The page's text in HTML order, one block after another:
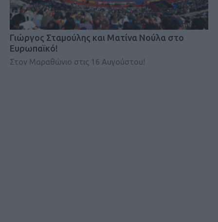
Γιώργος Σταμούλης και Ματίνα Νούλα στο
Ευρωπαϊκό!
Στον Μαραθώνιο στις 16 Αυγούστου!